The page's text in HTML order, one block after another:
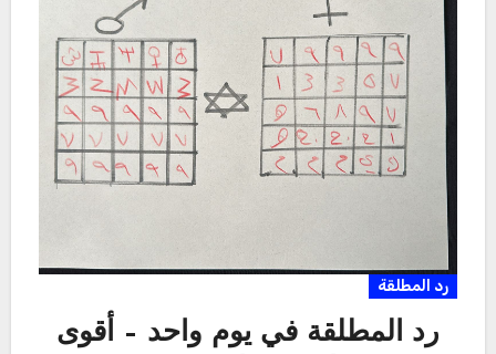
رد المطلقة
رد المطلقة في يوم واحد – أقوى